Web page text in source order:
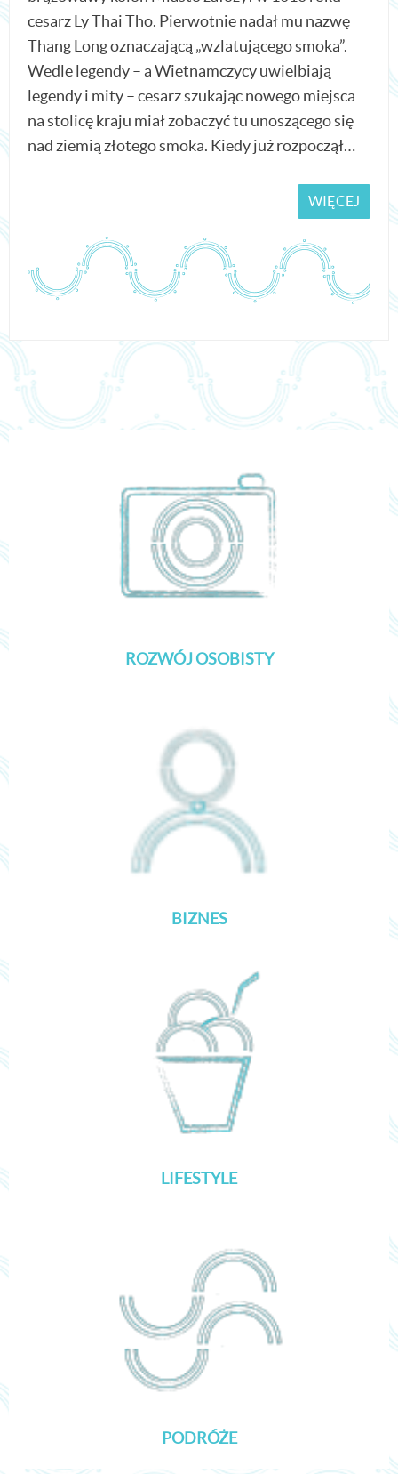
cesarz Ly Thai Tho. Pierwotnie nadał mu nazwę
Thang Long oznaczającą „wzlatującego smoka”.
Wedle legendy – a Wietnamczycy uwielbiają
legendy i mity – cesarz szukając nowego miejsca
na stolicę kraju miał zobaczyć tu unoszącego się
nad ziemią złotego smoka. Kiedy już rozpoczął…
WIĘCEJ
ROZWÓJ OSOBISTY
BIZNES
LIFESTYLE
PODRÓŻE